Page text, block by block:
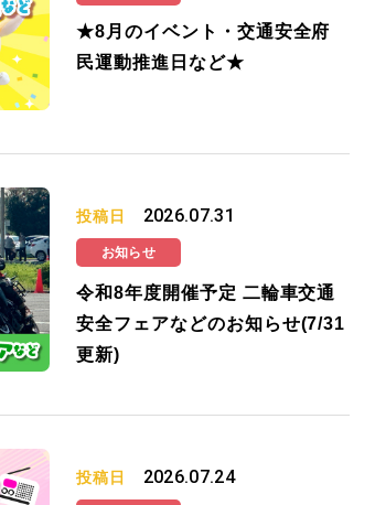
★8月のイベント・交通安全府
民運動推進日など★
投稿日 2026.07.31
お知らせ
令和8年度開催予定 二輪車交通
安全フェアなどのお知らせ(7/31
更新)
投稿日 2026.07.24